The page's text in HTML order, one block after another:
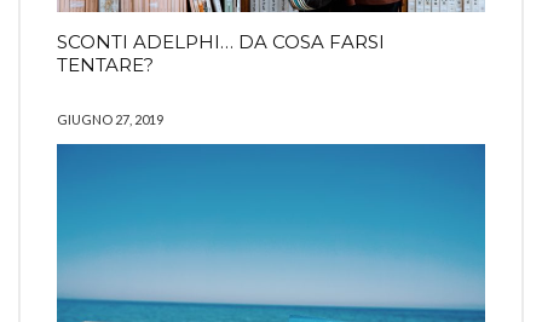
SCONTI ADELPHI… DA COSA FARSI
TENTARE?
GIUGNO 27, 2019